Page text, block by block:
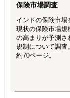
保険市場調査
インドの保険市場
現状の保険市場規
の高まりが予測さ
規制について調査。
約70ページ。